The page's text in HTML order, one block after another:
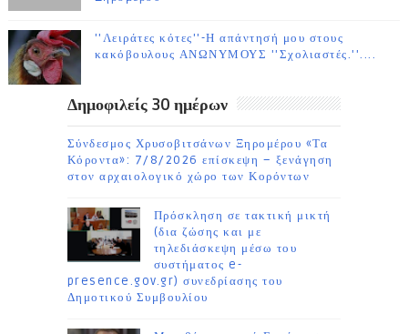
''Λειράτες κότες''-Η απάντησή μου στους
κακόβουλους ΑΝΩΝΥΜΟΥΣ ''Σχολιαστές.''....
Δημοφιλείς 30 ημέρων
Σύνδεσμος Χρυσοβιτσάνων Ξηρομέρου «Τα
Κόροντα»: 7/8/2026 επίσκεψη – ξενάγηση
στον αρχαιολογικό χώρο των Κορόντων
Πρόσκληση σε τακτική μικτή
(δια ζώσης και με
τηλεδιάσκεψη μέσω του
συστήματος e-
presence.gov.gr) συνεδρίασης του
Δημοτικού Συμβουλίου